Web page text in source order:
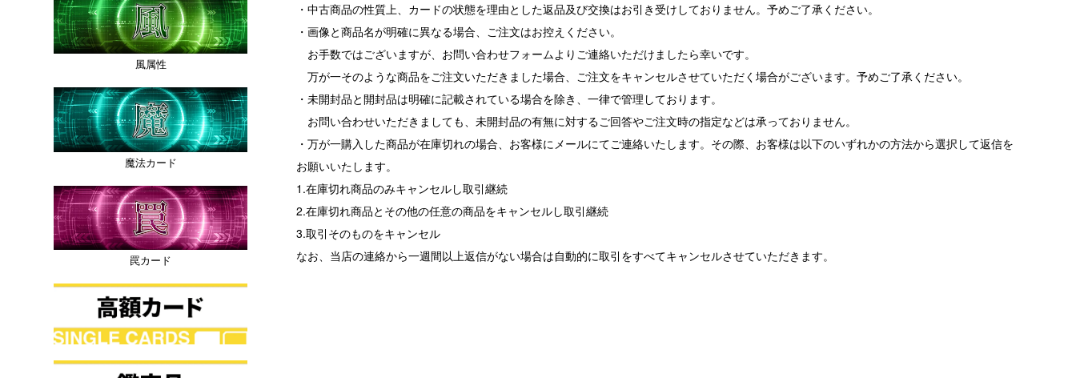
・中古商品の性質上、カードの状態を理由とした返品及び交換はお引き受けしておりません。予めご了承ください。
・画像と商品名が明確に異なる場合、ご注文はお控えください。
お手数ではございますが、お問い合わせフォームよりご連絡いただけましたら幸いです。
万が一そのような商品をご注文いただきました場合、ご注文をキャンセルさせていただく場合がございます。予めご了承ください。
・未開封品と開封品は明確に記載されている場合を除き、一律で管理しております。
お問い合わせいただきましても、未開封品の有無に対するご回答やご注文時の指定などは承っておりません。
・万が一購入した商品が在庫切れの場合、お客様にメールにてご連絡いたします。その際、お客様は以下のいずれかの方法から選択して返信を
お願いいたします。
1.在庫切れ商品のみキャンセルし取引継続
2.在庫切れ商品とその他の任意の商品をキャンセルし取引継続
3.取引そのものをキャンセル
なお、当店の連絡から一週間以上返信がない場合は自動的に取引をすべてキャンセルさせていただきます。
風属性
魔法カード
罠カード